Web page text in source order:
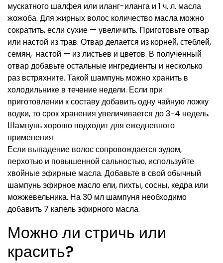
мускатного шалфея или иланг-иланга и 1 ч. л. масла
жожоба. Для жирных волос количество масла можно
сократить, если сухие — увеличить. Приготовьте отвар
или настой из трав. Отвар делается из корней, стеблей,
семян, настой — из листьев и цветов. В полученный
отвар добавьте остальные ингредиенты и несколько
раз встряхните. Такой шампунь можно хранить в
холодильнике в течение недели. Если при
приготовлении к составу добавить одну чайную ложку
водки, то срок хранения увеличивается до 3-4 недель.
Шампунь хорошо подходит для ежедневного
применения.
Если выпадение волос сопровождается зудом,
перхотью и повышенной сальностью, используйте
хвойные эфирные масла. Добавьте в свой обычный
шампунь эфирное масло ели, пихты, сосны, кедра или
можжевельника. На 30 мл шампуня необходимо
добавить 7 капель эфирного масла.
Можно ли стричь или
красить?